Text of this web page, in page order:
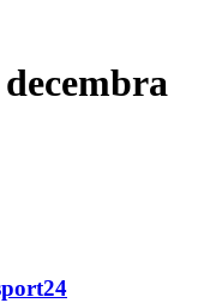
decembra